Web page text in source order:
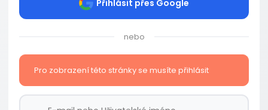
Přihlásit přes Google
nebo
Pro zobrazení této stránky se musíte přihlásit